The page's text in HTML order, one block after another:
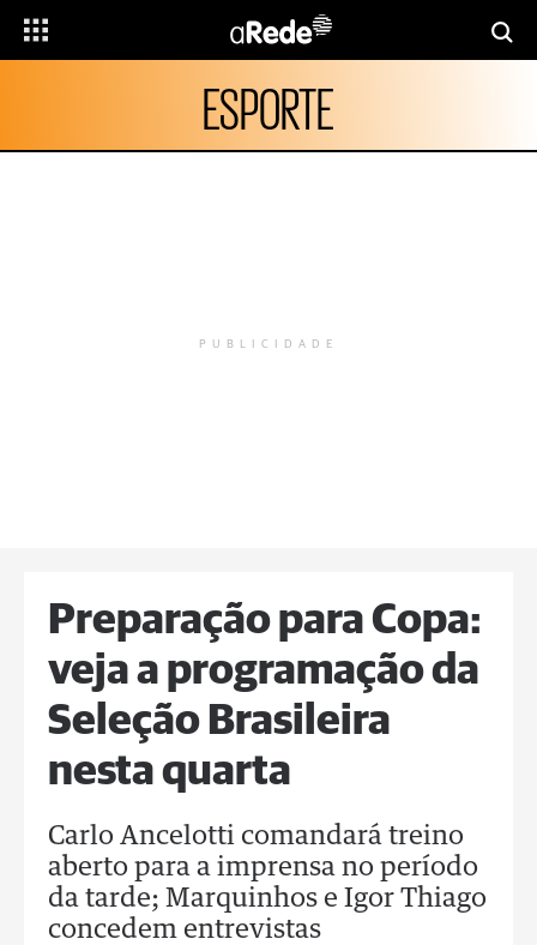
ESPORTE
PUBLICIDADE
Preparação para Copa:
veja a programação da
Seleção Brasileira
nesta quarta
Carlo Ancelotti comandará treino
aberto para a imprensa no período
da tarde; Marquinhos e Igor Thiago
concedem entrevistas